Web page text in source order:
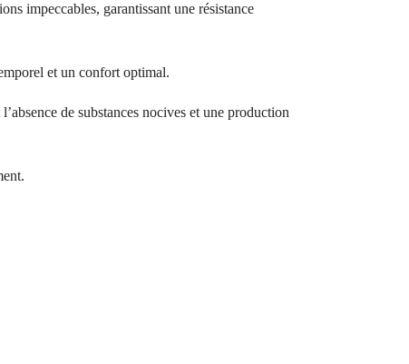
impeccables, garantissant une résistance
et un confort optimal.
de substances nocives et une production